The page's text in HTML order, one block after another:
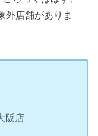
外店舗がありま
阪店